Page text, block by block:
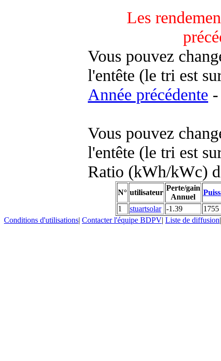
Les
Vous pouvez
l'entête (le tri est
Année précédente
Vous pouvez
l'entête (le tri est
Ratio (kWh/kWc)
N° utilisateur
Perte/gain
Annuel
1
stuartsolar -1.39
1755
Conditions d'utilisations| Contacter l'équipe BDPV| Liste de diffusion